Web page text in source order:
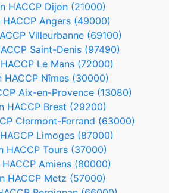
HACCP Dijon (21000)
HACCP Angers (49000)
Villeurbanne (69100)
Saint-Denis (97490)
Le Mans (72000)
HACCP Nîmes (30000)
Aix-en-Provence (13080)
HACCP Brest (29200)
Clermont-Ferrand (63000)
Limoges (87000)
HACCP Tours (37000)
Amiens (80000)
HACCP Metz (57000)